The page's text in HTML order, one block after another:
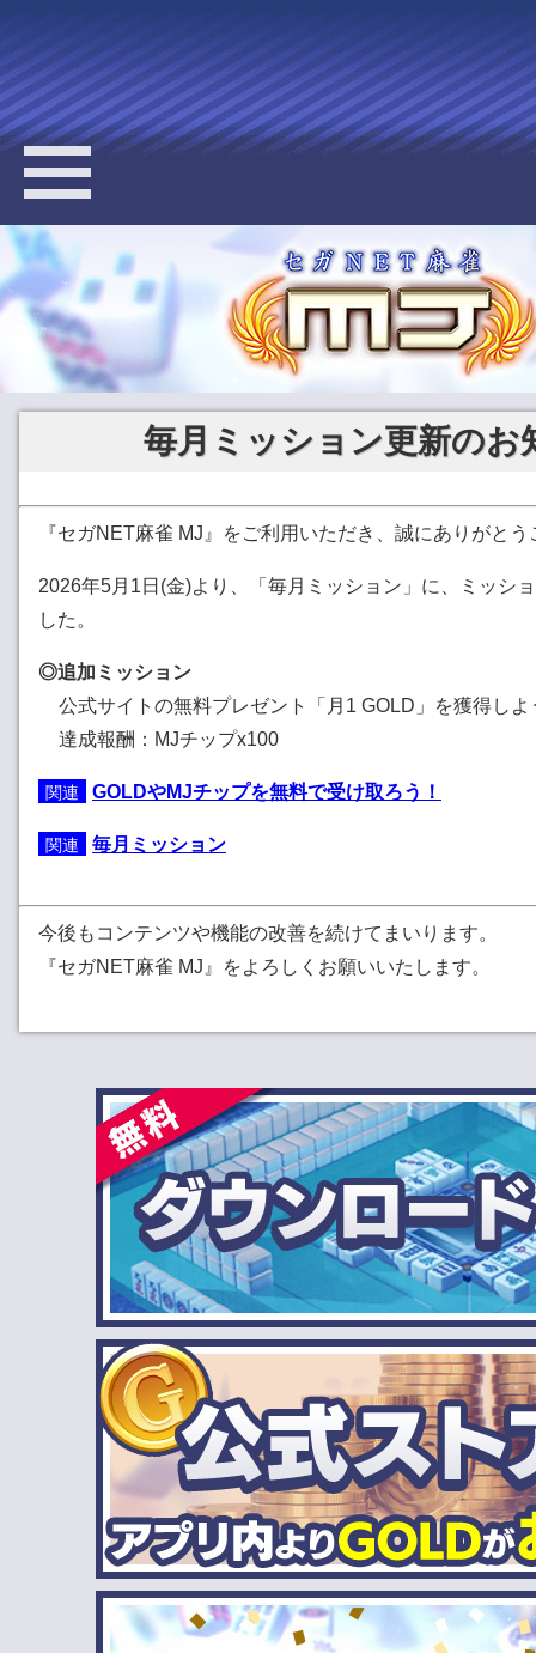
毎月ミッション更新のお
『セガNET麻雀 MJ』をご利用いただき、誠にありがと
2026年5月1日(金)より、「毎月ミッション」に、ミッシ
した。
◎追加ミッション
公式サイトの無料プレゼント「月1 GOLD」を獲得しよ
達成報酬：MJチップx100
GOLDやMJチップを無料で受け取ろう！
毎月ミッション
今後もコンテンツや機能の改善を続けてまいります。
『セガNET麻雀 MJ』をよろしくお願いいたします。